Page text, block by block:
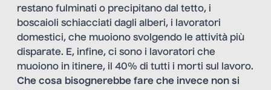
restano fulminati o precipitano dal tetto, i
boscaioli schiacciati dagli alberi, i lavoratori
domestici, che muoiono svolgendo le attività più
disparate. E, infine, ci sono i lavoratori che
muoiono in itinere, il 40% di tutti i morti sul lavoro.
Che cosa bisognerebbe fare che invece non si